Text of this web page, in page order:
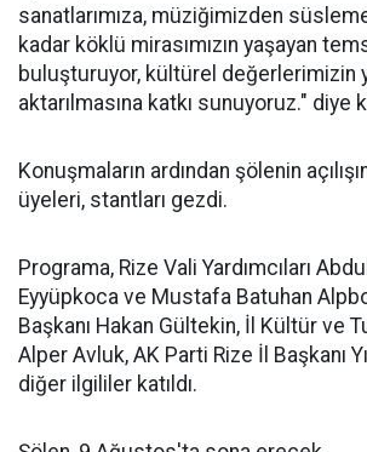
sanatlarımıza, müziğimizden
kadar köklü mirasımızın yaşayan
buluşturuyor, kültürel değerlerimizin
aktarılmasına katkı sunuyoruz." diye
Konuşmaların ardından şölenin
üyeleri, stantları gezdi.
Programa, Rize Vali Yardımcıları
Eyyüpkoca ve Mustafa Batuhan
Başkanı Hakan Gültekin, İl Kültür ve
Alper Avluk, AK Parti Rize İl Başkanı
diğer ilgililer katıldı.